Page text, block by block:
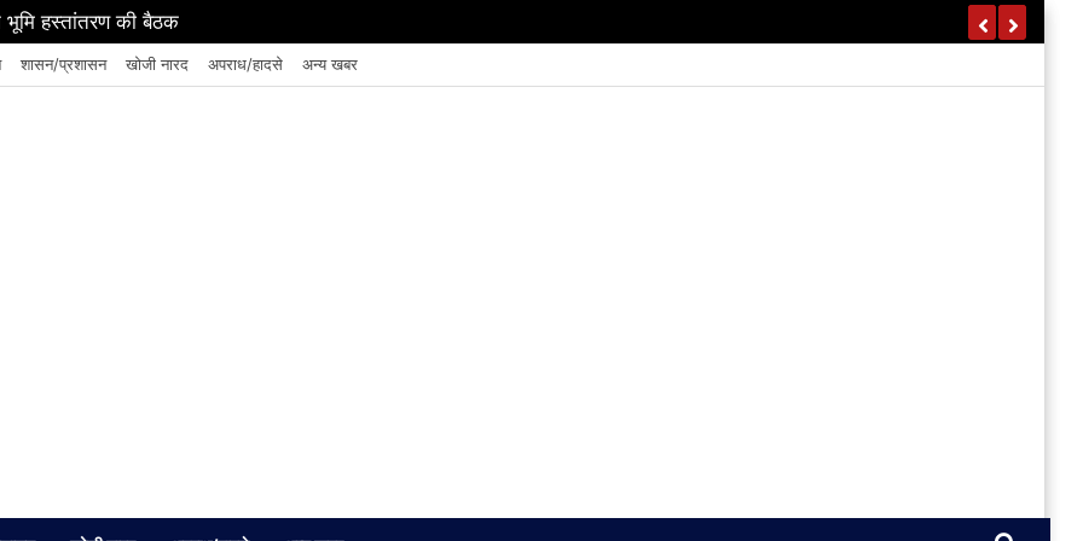
रूप से सशक्त बनाने पर जोर
शासन/प्रशासन खोजी नारद अपराध/हादसे अन्य खबर